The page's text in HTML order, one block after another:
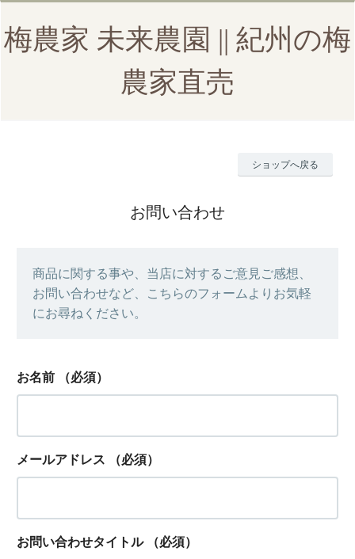
梅農家 未来農園 || 紀州の梅
農家直売
ショップへ戻る
お問い合わせ
商品に関する事や、当店に対するご意見ご感想、
お問い合わせなど、こちらのフォームよりお気軽
にお尋ねください。
お名前 （必須）
メールアドレス （必須）
お問い合わせタイトル （必須）